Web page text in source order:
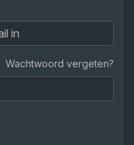
Wachtwoord vergeten?